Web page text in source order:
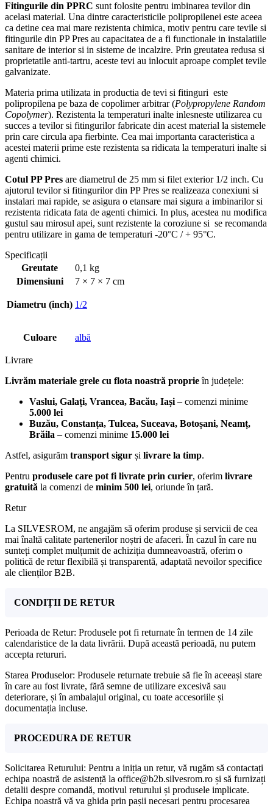
Fitingurile din PPRC sunt folosite pentru imbinarea tevilor din
acelasi material. Una dintre caracteristicile polipropilenei este aceea
ca detine cea mai mare rezistenta chimica, motiv pentru care tevile si
fitingurile din PP Pres au capacitatea de a fi functionale in instalatiile
sanitare de interior si in sisteme de incalzire. Prin greutatea redusa si
proprietatile anti-tartru, aceste tevi au inlocuit aproape complet tevile
galvanizate.
Materia prima utilizata in productia de tevi si fitinguri este
polipropilena pe baza de copolimer arbitrar (Polypropylene Random
Copolymer). Rezistenta la temperaturi inalte inlesneste utilizarea cu
succes a tevilor si fitingurilor fabricate din acest material la sistemele
prin care circula apa fierbinte. Cea mai importanta caracteristica a
acestei materii prime este rezistenta sa ridicata la temperaturi inalte si
agenti chimici.
Cotul PP Pres are diametrul de 25 mm si filet exterior 1/2 inch. Cu
ajutorul tevilor si fitingurilor din PP Pres se realizeaza conexiuni si
instalari mai rapide, se asigura o etansare mai sigura a imbinarilor si
rezistenta ridicata fata de agenti chimici. In plus, acestea nu modifica
gustul sau mirosul apei, sunt rezistente la coroziune si se recomanda
pentru utilizare in gama de temperaturi -20°C / + 95°C.
Specificații
Greutate
0,1 kg
Dimensiuni
7 × 7 × 7 cm
Diametru (inch) 1/2
Culoare albă
Livrare
Livrăm materiale grele cu flota noastră proprieîn județele:
Vaslui, Galați, Vrancea, Bacău, Iași– comenzi minime
5.000 lei
Buzău, Constanța, Tulcea, Suceava, Botoșani, Neamț,
Brăila – comenzi minime 15.000 lei
Astfel, asigurăm transport sigur și livrare la timp.
Pentru produsele care pot fi livrate prin curier, oferim livrare
gratuită la comenzi de minim 500 lei, oriunde în țară.
Retur
La SILVESROM, ne angajăm să oferim produse și servicii de cea
mai înaltă calitate partenerilor noștri de afaceri. În cazul în care nu
sunteți complet mulțumit de achiziția dumneavoastră, oferim o
politică de retur flexibilă și transparentă, adaptată nevoilor specifice
ale clienților B2B.
CONDIȚII DE RETUR
Perioada de Retur: Produsele pot fi returnate în termen de 14 zile
calendaristice de la data livrării. După această perioadă, nu putem
accepta retururi.
Starea Produselor: Produsele returnate trebuie să fie în aceeași stare
în care au fost livrate, fără semne de utilizare excesivă sau
deteriorare, și în ambalajul original, cu toate accesoriile și
documentația incluse.
PROCEDURA DE RETUR
Solicitarea Returului: Pentru a iniția un retur, vă rugăm să contactați
echipa noastră de asistență la office@b2b.silvesrom.ro și să furnizați
detalii despre comandă, motivul returului și produsele implicate.
Echipa noastră vă va ghida prin pașii necesari pentru procesarea